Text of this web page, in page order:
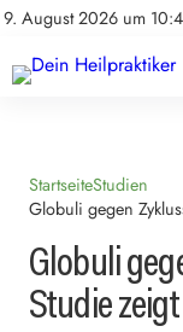
9. August 2026 um
Impressum
Natürliche
Heilpflanzen &
StartseiteStudien
Globuli gegen
Globuli
Studie